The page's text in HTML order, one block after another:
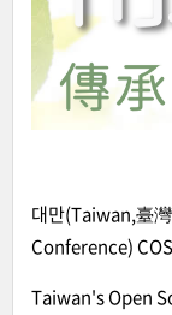
대만(Taiwan,臺
Conference)
Taiwan's Open